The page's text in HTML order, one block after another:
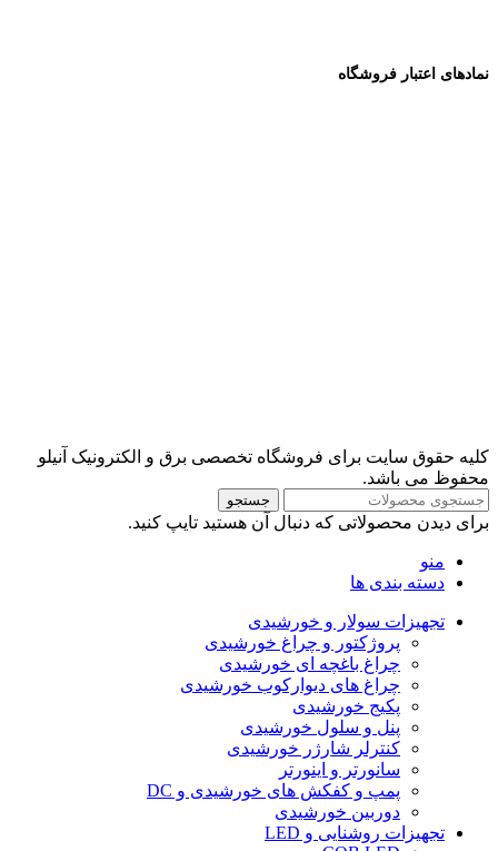
نمادهای اعتبار فروشگاه
کلیه حقوق سایت برای فروشگاه تخصصی برق و الکترونیک آنیلو
محفوظ می باشد.
جستجو
برای دیدن محصولاتی که دنبال آن هستید تایپ کنید.
منو
دسته بندی ها
تجهیزات سولار و خورشیدی
پروژکتور و چراغ خورشیدی
چراغ باغچه ای خورشیدی
چراغ های دیوارکوب خورشیدی
پکیج خورشیدی
پنل و سلول خورشیدی
کنترلر شارژر خورشیدی
سانورتر و اینورتر
پمپ و کفکش های خورشیدی و DC
دوربین خورشیدی
تجهیزات روشنایی و LED